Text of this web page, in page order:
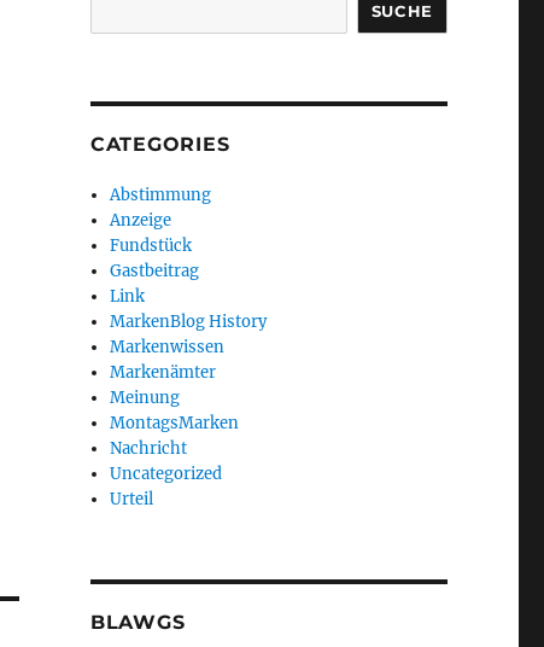
SUCHE
CATEGORIES
Abstimmung
Anzeige
Fundstück
Gastbeitrag
Link
MarkenBlog History
Markenwissen
Markenämter
Meinung
MontagsMarken
Nachricht
Uncategorized
Urteil
BLAWGS